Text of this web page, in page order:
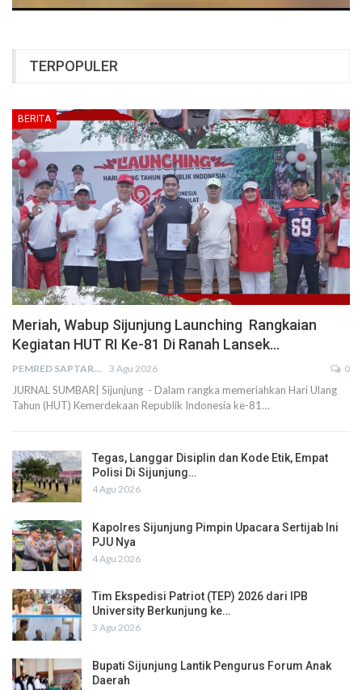
TERPOPULER
BERITA
Meriah, Wabup Sijunjung Launching Rangkaian
Kegiatan HUT RI Ke-81 Di Ranah Lansek…
PEMRED SAPTARIUS 3 Agu 2026 0
JURNAL SUMBAR| Sijunjung - Dalam rangka memeriahkan Hari Ulang
Tahun (HUT) Kemerdekaan Republik Indonesia ke-81…
Tegas, Langgar Disiplin dan Kode Etik, Empat
Polisi Di Sijunjung…
4 Agu 2026
Kapolres Sijunjung Pimpin Upacara Sertijab Ini
PJU Nya
4 Agu 2026
Tim Ekspedisi Patriot (TEP) 2026 dari IPB
University Berkunjung ke…
3 Agu 2026
Bupati Sijunjung Lantik Pengurus Forum Anak
Daerah